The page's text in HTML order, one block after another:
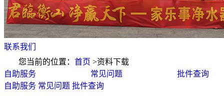
联系我们
您当前的位置： 首页 >资料下载
自助服务
常见问题
批件查询
自助服务 常见问题 批件查询